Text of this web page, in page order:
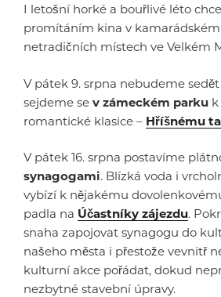
I letošní horké a bouřlivé léto
promítáním kina v
netradičních místech ve Velkém
V pátek 9. srpna nebudeme
sejdeme se v zámeckém parku
romantické klasice – Hříšnému
V pátek 16. srpna postavíme
synagogami. Blízká voda i
vybízí k nějakému
padla na Účastníky zájezdu.
snaha zapojovat synagogu do
našeho města i přestože vevnitř
kulturní akce pořádat, dokud
nezbytné stavební úpravy.